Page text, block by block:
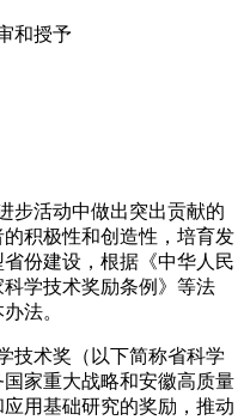
和授予
步活动中做出突出贡献的
积极性和创造性，培育发
份建设，根据《中华人民
学技术奖励条例》等法
法。
技术奖（以下简称省科学
家重大战略和安徽高质量
用基础研究的奖励，推动